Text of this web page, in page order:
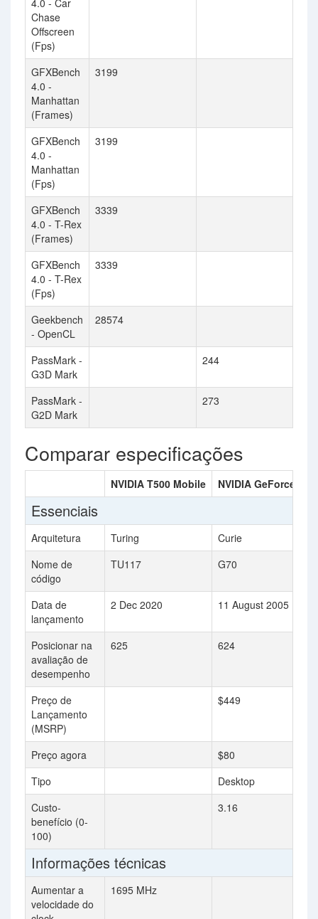
4.0 - Car
Chase
Offscreen
(Fps)
GFXBench
4.0 -
Manhattan
(Frames)
3199
GFXBench
4.0 -
Manhattan
(Fps)
3199
GFXBench
4.0 - T-Rex
(Frames)
3339
GFXBench
4.0 - T-Rex
(Fps)
3339
Geekbench
- OpenCL
28574
PassMark -
G3D Mark
244
PassMark -
G2D Mark
273
Comparar especificações
NVIDIA T500 Mobile NVIDIA GeForce
Essenciais
Arquitetura Turing
Curie
Nome de
código
TU117 G70
Data de
lançamento
2 Dec 2020 11 August 2005
Posicionar na
avaliação de
desempenho
625 624
Preço de
Lançamento
(MSRP)
$449
Preço agora
$80
Tipo
Desktop
Custo-
benefício (0-
100)
3.16
Informações técnicas
Aumentar a
velocidade do
1695 MHz